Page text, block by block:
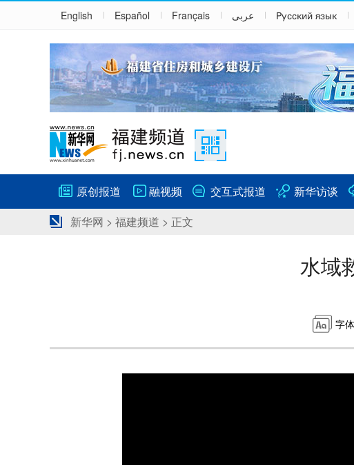
English Español Français عربى Русский язык
原创报道 融视频 交互式报道 新华访谈
新华网 > 福建频道 > 正文
水域
字